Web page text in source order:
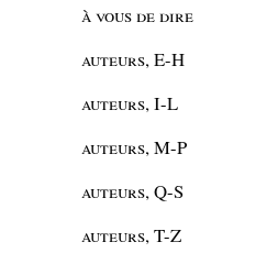
à vous de dire
auteurs, E-H
auteurs, I-L
auteurs, M-P
auteurs, Q-S
auteurs, T-Z